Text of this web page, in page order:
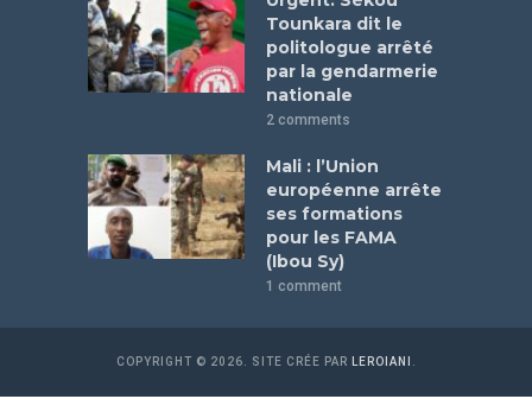
Tounkara dit le
politologue arrêté
par la gendarmerie
nationale
2 comments
Mali : l’Union
européenne arrête
ses formations
pour les FAMA
(Ibou Sy)
1 comment
COPYRIGHT © 2026. SITE CRÉE PAR LEROIANI